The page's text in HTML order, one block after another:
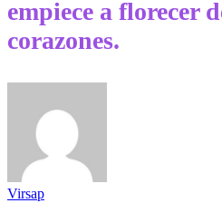
empiece a florecer
corazones.
Virsap